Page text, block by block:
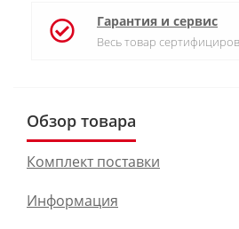
Гарантия и сервис
Весь товар
Обзор товара
Комплект поставки
Информация